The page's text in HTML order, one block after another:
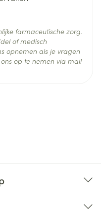
farmaceutische zorg.
of medisch
opnemen als je vragen
op te nemen via mail